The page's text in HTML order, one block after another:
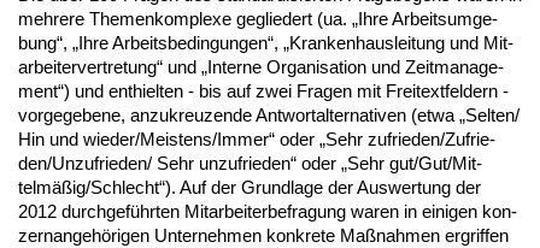
meh­re­re The­men­kom­ple­xe ge­glie­dert (ua. „Ih­re Ar­beits­um­ge­
bung“, „Ih­re Ar­beits­be­din­gun­gen“, „Kran­ken­haus­lei­tung und Mit­
ar­bei­ter­ver­tre­tung“ und „In­ter­ne Or­ga­ni­sa­ti­on und Zeit­ma­nage­
ment“) und ent­hiel­ten - bis auf zwei Fra­gen mit Frei­text­fel­dern -
vor­ge­ge­be­ne, an­zu­kreu­zen­de Ant­wortalter­na­ti­ven (et­wa „Sel­ten/
Hin und wie­der/Meis­tens/Im­mer“ oder „Sehr zu­frie­den/Zu­frie­
den/Un­zu­frie­den/ Sehr un­zu­frie­den“ oder „Sehr gut/Gut/Mit­
telmäßig/Schlecht“). Auf der Grund­la­ge der Aus­wer­tung der
2012 durch­geführ­ten Mit­ar­bei­ter­be­fra­gung wa­ren in ei­ni­gen kon­
zern­an­gehöri­gen Un­ter­neh­men kon­kre­te Maßnah­men er­grif­fen